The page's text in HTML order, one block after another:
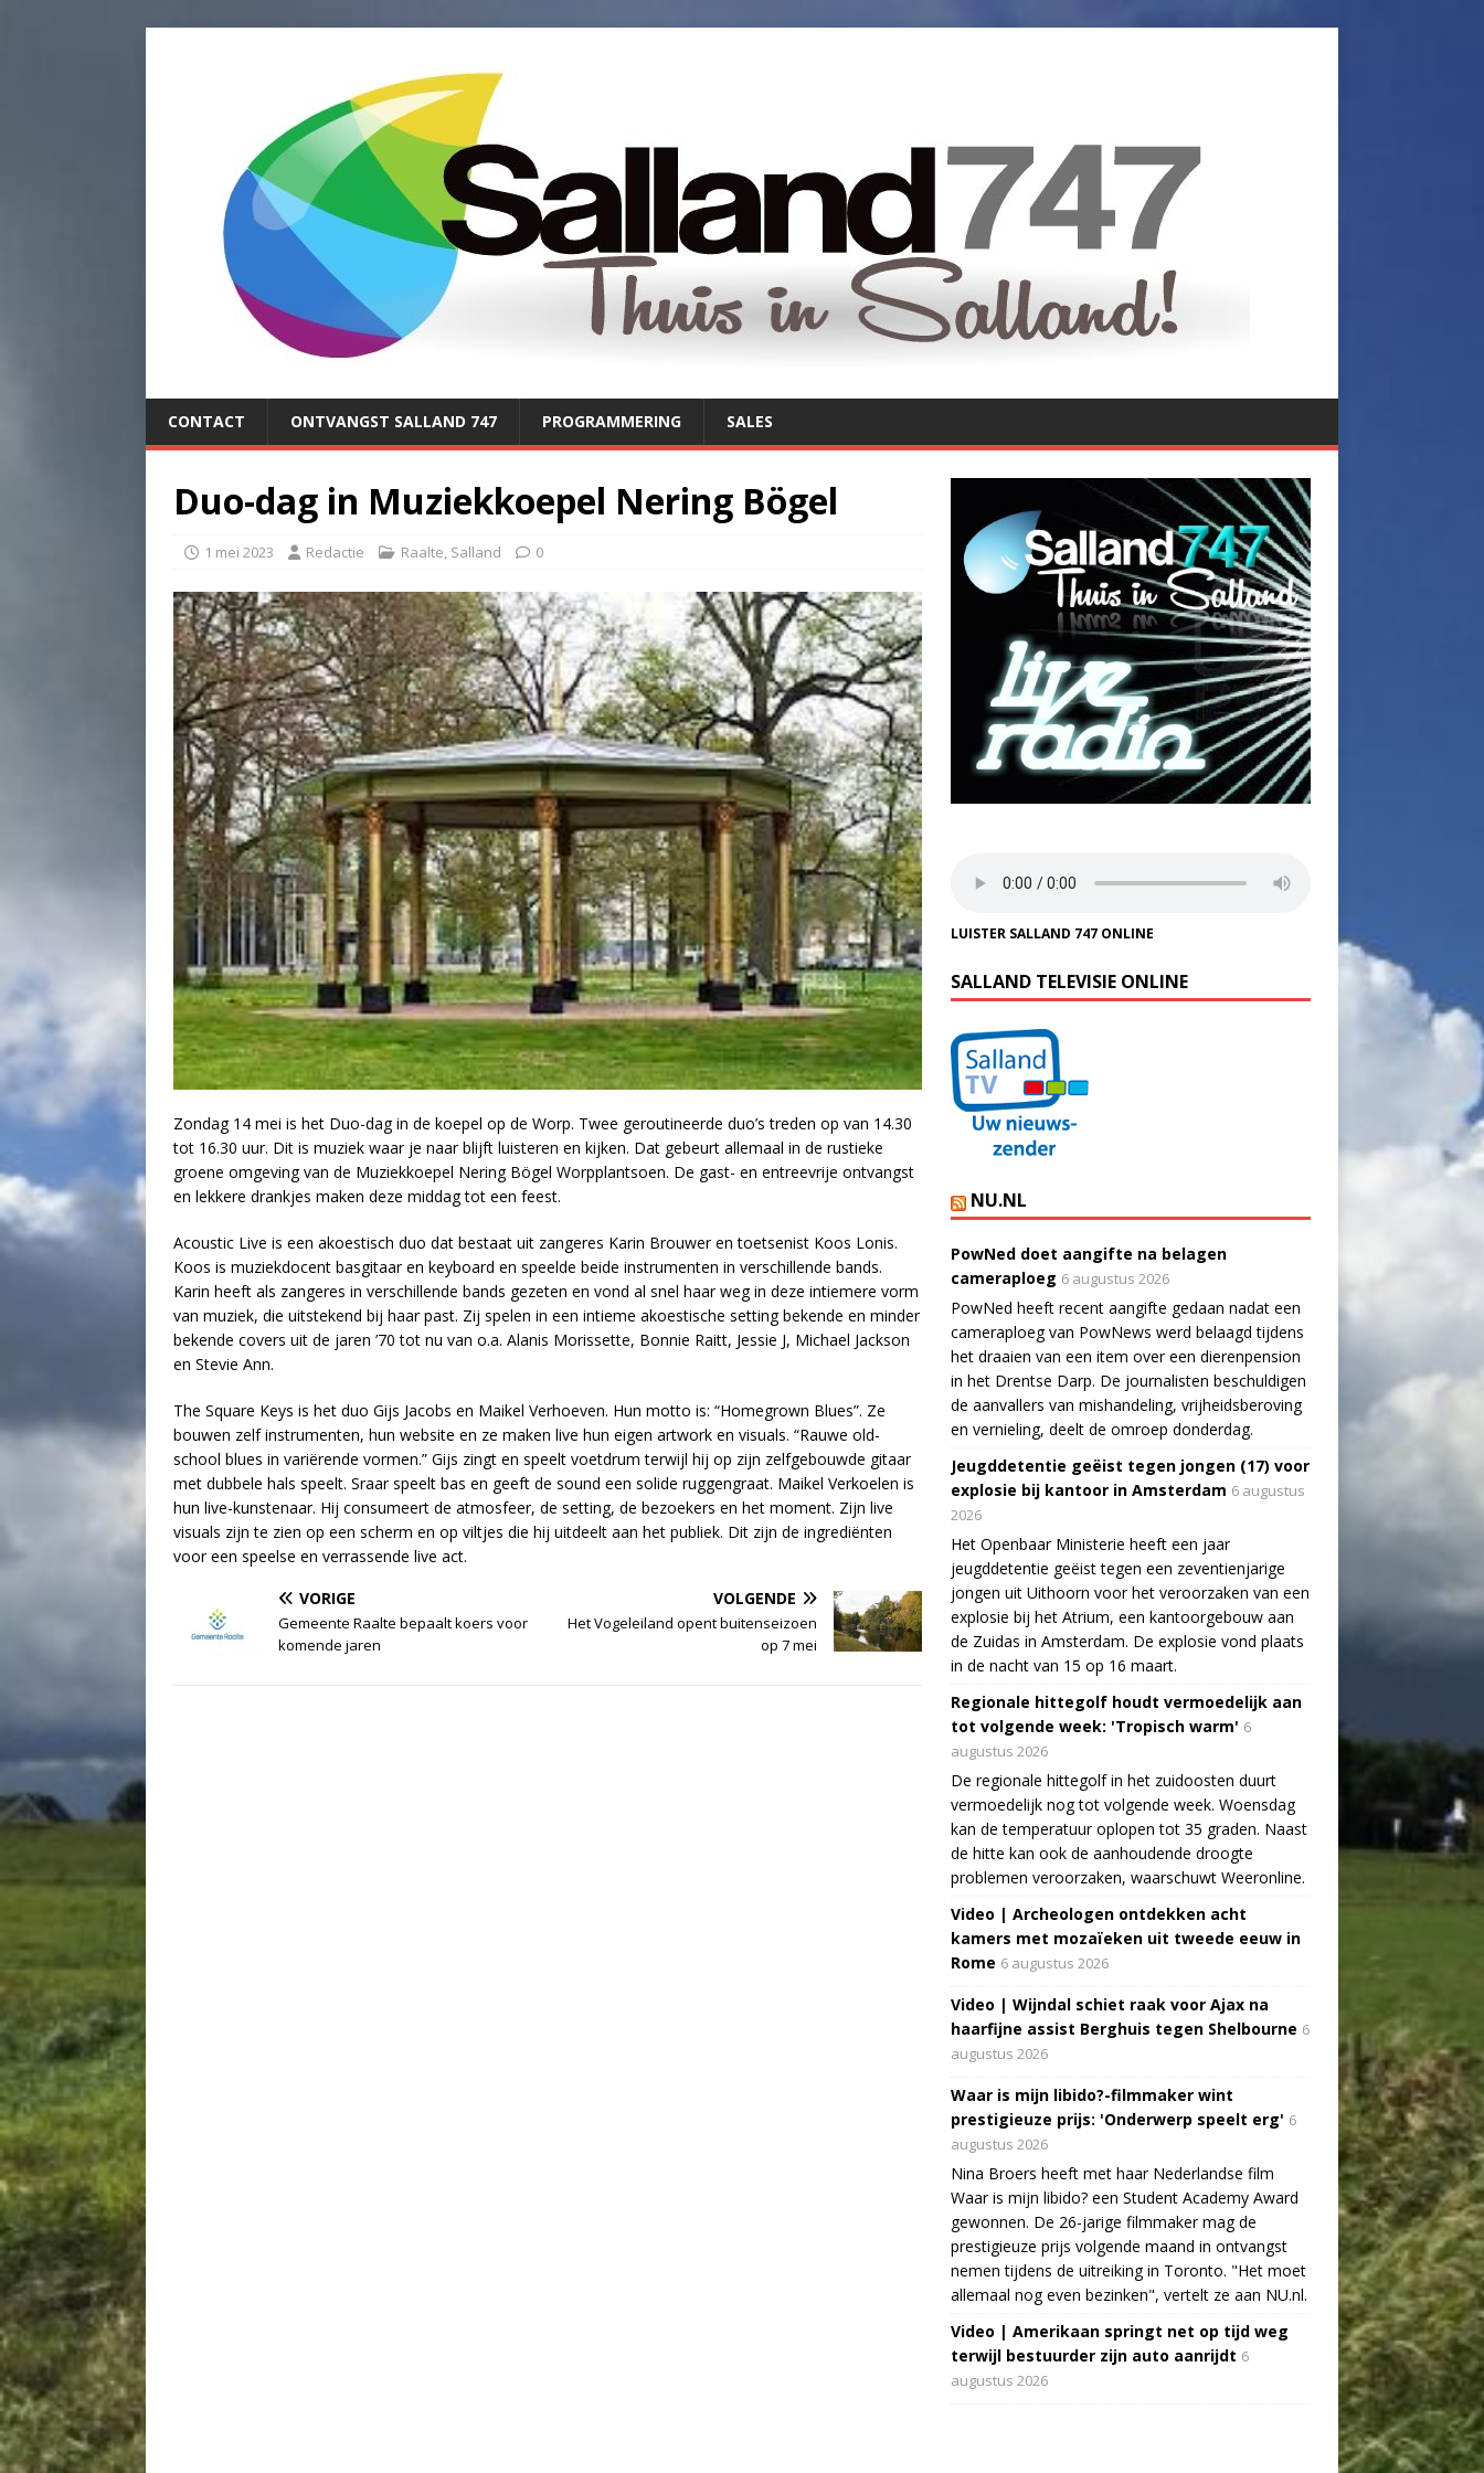
CONTACT ONTVANGST SALLAND 747 PROGRAMMERING SALES
Duo-dag in Muziekkoepel Nering Bögel
1 mei 2023 Redactie Raalte, Salland 0
Zondag 14 mei is het Duo-dag in de koepel op de Worp. Twee geroutineerde duo’s treden op van 14.30
tot 16.30 uur. Dit is muziek waar je naar blijft luisteren en kijken. Dat gebeurt allemaal in de rustieke
groene omgeving van de Muziekkoepel Nering Bögel Worpplantsoen. De gast- en entreevrije ontvangst
en lekkere drankjes maken deze middag tot een feest.
Acoustic Live is een akoestisch duo dat bestaat uit zangeres Karin Brouwer en toetsenist Koos Lonis.
Koos is muziekdocent basgitaar en keyboard en speelde beide instrumenten in verschillende bands.
Karin heeft als zangeres in verschillende bands gezeten en vond al snel haar weg in deze intiemere vorm
van muziek, die uitstekend bij haar past. Zij spelen in een intieme akoestische setting bekende en minder
bekende covers uit de jaren ’70 tot nu van o.a. Alanis Morissette, Bonnie Raitt, Jessie J, Michael Jackson
en Stevie Ann.
The Square Keys is het duo Gijs Jacobs en Maikel Verhoeven. Hun motto is: “Homegrown Blues”. Ze
bouwen zelf instrumenten, hun website en ze maken live hun eigen artwork en visuals. “Rauwe old-
school blues in variërende vormen.” Gijs zingt en speelt voetdrum terwijl hij op zijn zelfgebouwde gitaar
met dubbele hals speelt. Sraar speelt bas en geeft de sound een solide ruggengraat. Maikel Verkoelen is
hun live-kunstenaar. Hij consumeert de atmosfeer, de setting, de bezoekers en het moment. Zijn live
visuals zijn te zien op een scherm en op viltjes die hij uitdeelt aan het publiek. Dit zijn de ingrediënten
voor een speelse en verrassende live act.
VORIGE
Gemeente Raalte bepaalt koers voor
komende jaren
VOLGENDE
Het Vogeleiland opent buitenseizoen
op 7 mei
LUISTER SALLAND 747 ONLINE
SALLAND TELEVISIE ONLINE
NU.NL
PowNed doet aangifte na belagen
cameraploeg 6 augustus 2026
PowNed heeft recent aangifte gedaan nadat een
cameraploeg van PowNews werd belaagd tijdens
het draaien van een item over een dierenpension
in het Drentse Darp. De journalisten beschuldigen
de aanvallers van mishandeling, vrijheidsberoving
en vernieling, deelt de omroep donderdag.
Jeugddetentie geëist tegen jongen (17) voor
explosie bij kantoor in Amsterdam 6 augustus
2026
Het Openbaar Ministerie heeft een jaar
jeugddetentie geëist tegen een zeventienjarige
jongen uit Uithoorn voor het veroorzaken van een
explosie bij het Atrium, een kantoorgebouw aan
de Zuidas in Amsterdam. De explosie vond plaats
in de nacht van 15 op 16 maart.
Regionale hittegolf houdt vermoedelijk aan
tot volgende week: 'Tropisch warm' 6
augustus 2026
De regionale hittegolf in het zuidoosten duurt
vermoedelijk nog tot volgende week. Woensdag
kan de temperatuur oplopen tot 35 graden. Naast
de hitte kan ook de aanhoudende droogte
problemen veroorzaken, waarschuwt Weeronline.
Video | Archeologen ontdekken acht
kamers met mozaïeken uit tweede eeuw in
Rome 6 augustus 2026
Video | Wijndal schiet raak voor Ajax na
haarfijne assist Berghuis tegen Shelbourne 6
augustus 2026
Waar is mijn libido?-filmmaker wint
prestigieuze prijs: 'Onderwerp speelt erg' 6
augustus 2026
Nina Broers heeft met haar Nederlandse film
Waar is mijn libido? een Student Academy Award
gewonnen. De 26-jarige filmmaker mag de
prestigieuze prijs volgende maand in ontvangst
nemen tijdens de uitreiking in Toronto. "Het moet
allemaal nog even bezinken", vertelt ze aan NU.nl.
Video | Amerikaan springt net op tijd weg
terwijl bestuurder zijn auto aanrijdt 6
augustus 2026